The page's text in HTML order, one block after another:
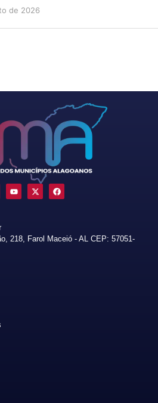
de 2026
218, Farol Maceió - AL CEP: 57051-